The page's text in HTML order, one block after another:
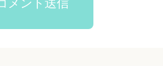
メント送信